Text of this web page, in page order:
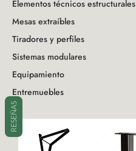
Elementos técnicos estructurales
Mesas extraíbles
Tiradores y perfiles
Sistemas modulares
Equipamiento
Entremuebles
RESEÑAS